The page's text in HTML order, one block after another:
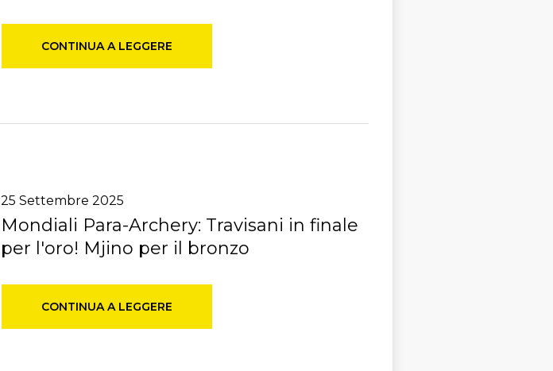
CONTINUA A LEGGERE
25 Settembre 2025
Mondiali Para-Archery: Travisani in finale
per l'oro! Mjino per il bronzo
CONTINUA A LEGGERE